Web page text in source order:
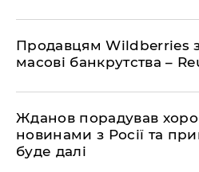
Продавцям Wildberries
масові банкрутства –
Жданов порадував
новинами з Росії та
буде далі